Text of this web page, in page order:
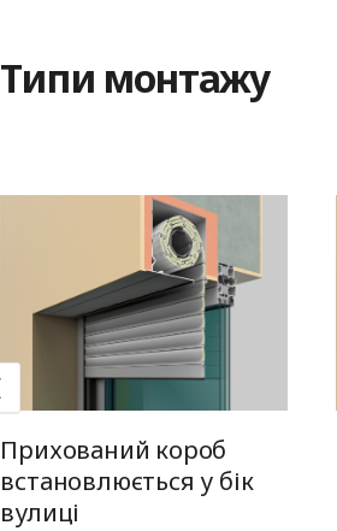
Типи монтажу
Прихований короб
встановлюється у бік
вулиці